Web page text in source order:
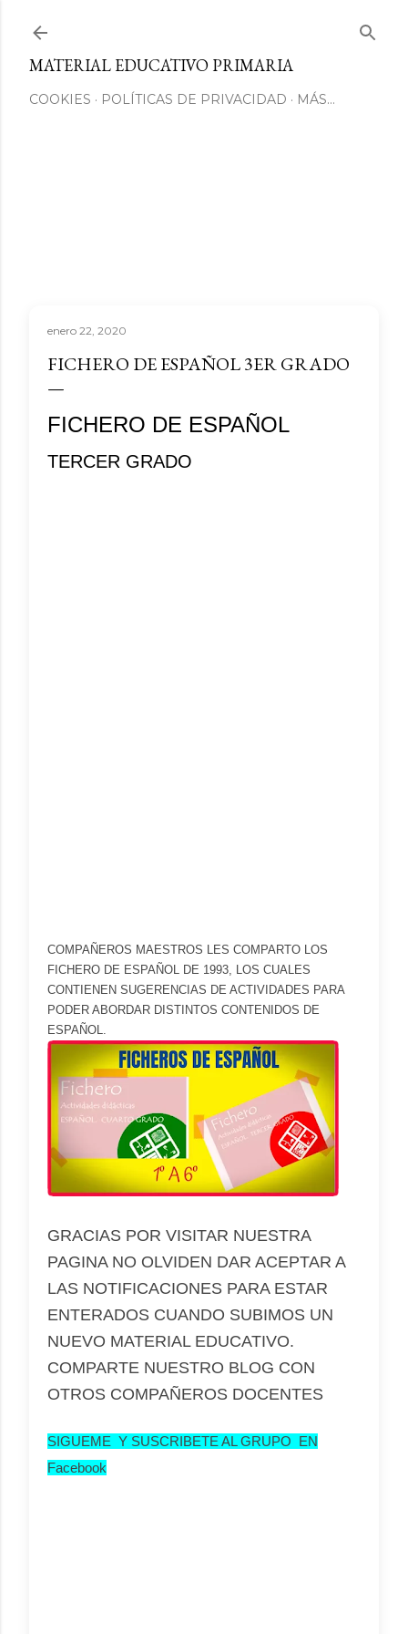
MATERIAL EDUCATIVO PRIMARIA
COOKIES POLÍTICAS DE PRIVACIDAD MÁS…
enero 22, 2020
FICHERO DE ESPAÑOL 3ER GRADO
FICHERO DE ESPAÑOL
TERCER GRADO
COMPAÑEROS MAESTROS LES COMPARTO LOS
FICHERO DE ESPAÑOL DE 1993, LOS CUALES
CONTIENEN SUGERENCIAS DE ACTIVIDADES PARA
PODER ABORDAR DISTINTOS CONTENIDOS DE
ESPAÑOL.
GRACIAS POR VISITAR NUESTRA
PAGINA NO OLVIDEN DAR ACEPTAR A
LAS NOTIFICACIONES PARA ESTAR
ENTERADOS CUANDO SUBIMOS UN
NUEVO MATERIAL EDUCATIVO.
COMPARTE NUESTRO BLOG CON
OTROS COMPAÑEROS DOCENTES
SIGUEME Y SUSCRIBETE AL GRUPO EN
Facebook